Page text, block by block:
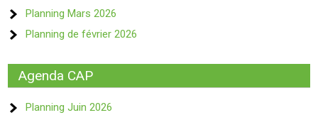
Planning Mars 2026
Planning de février 2026
Agenda CAP
Planning Juin 2026